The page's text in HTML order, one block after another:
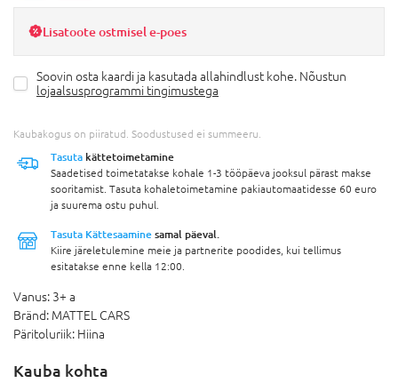
Lisatoote ostmisel e-poes
Soovin osta kaardi ja kasutada allahindlust kohe. Nõustun
lojaalsusprogrammi tingimustega
Kaubakogus on piiratud. Soodustused ei summeeru.
Tasuta kättetoimetamine
Saadetised toimetatakse kohale 1-3 tööpäeva jooksul pärast makse
sooritamist. Tasuta kohaletoimetamine pakiautomaatidesse 60 euro
ja suurema ostu puhul.
Tasuta Kättesaamine samal päeval.
Kiire järeletulemine meie ja partnerite poodides, kui tellimus
esitatakse enne kella 12:00.
Vanus: 3+ a
Bränd: MATTEL CARS
Päritoluriik: Hiina
Kauba kohta